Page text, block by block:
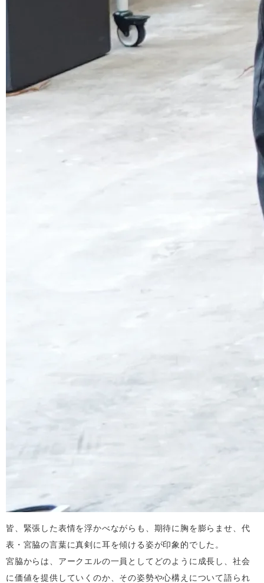
皆、緊張した表情を浮かべながらも、期待に胸を膨らませ、代
表・宮脇の言葉に真剣に耳を傾ける姿が印象的でした。
宮脇からは、アークエルの一員としてどのように成長し、社会
に価値を提供していくのか、その姿勢や心構えについて語られ